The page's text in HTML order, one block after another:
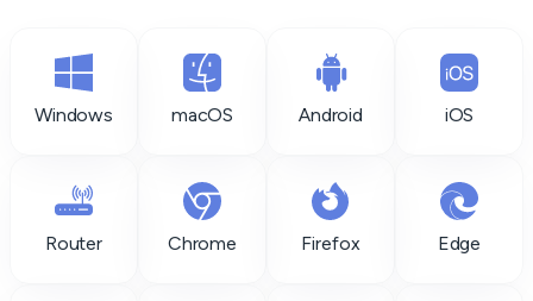
Windows macOS Android iOS
Router Chrome Firefox Edge